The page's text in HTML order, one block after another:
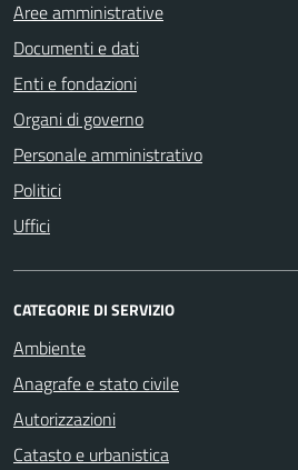
Aree amministrative
Documenti e dati
Enti e fondazioni
Organi di governo
Personale amministrativo
Politici
Uffici
CATEGORIE DI SERVIZIO
Ambiente
Anagrafe e stato civile
Autorizzazioni
Catasto e urbanistica